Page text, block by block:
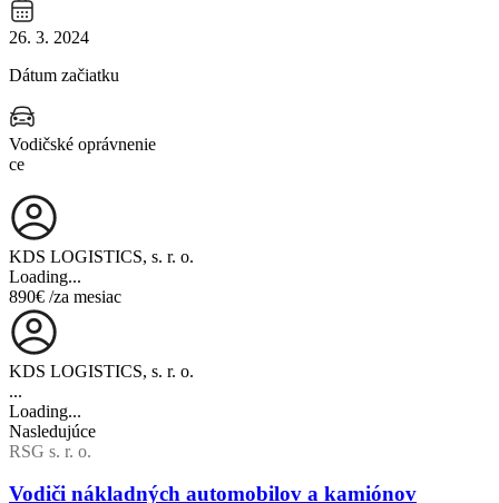
26. 3. 2024
Dátum začiatku
Vodičské oprávnenie
ce
KDS LOGISTICS, s. r. o.
Loading...
890€ /za mesiac
KDS LOGISTICS, s. r. o.
...
Loading...
Nasledujúce
RSG s. r. o.
Vodiči nákladných automobilov a kamiónov